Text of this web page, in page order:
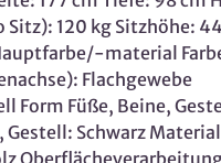
120 kg Sitzhöhe:
material
Flachgewebe
Form Füße, Beine,
Gestell: Schwarz